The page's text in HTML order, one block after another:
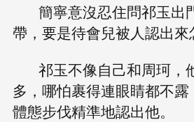
簡寧意沒忍住問祁玉出
帶，要是待會兒被人認出來
祁玉不像自己和周珂，
多，哪怕裹得連眼睛都不
體態步伐精準地認出他。